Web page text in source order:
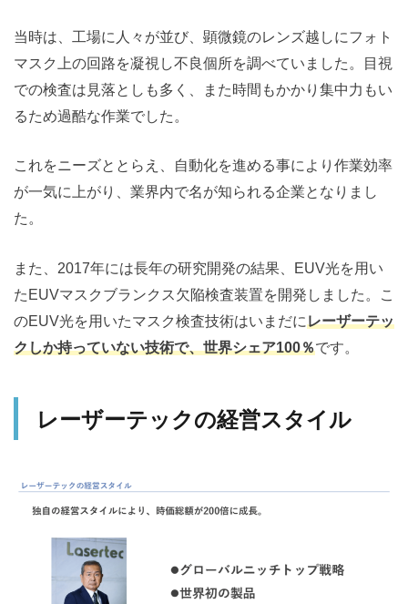
当時は、工場に人々が並び、顕微鏡のレンズ越しにフォト
マスク上の回路を凝視し不良個所を調べていました。目視
での検査は見落としも多く、また時間もかかり集中力もい
るため過酷な作業でした。
これをニーズととらえ、自動化を進める事により作業効率
が一気に上がり、業界内で名が知られる企業となりまし
た。
また、2017年には長年の研究開発の結果、EUV光を用い
たEUVマスクブランクス欠陥検査装置を開発しました。こ
のEUV光を用いたマスク検査技術はいまだにレーザーテッ
クしか持っていない技術で、世界シェア100％です。
レーザーテックの経営スタイル